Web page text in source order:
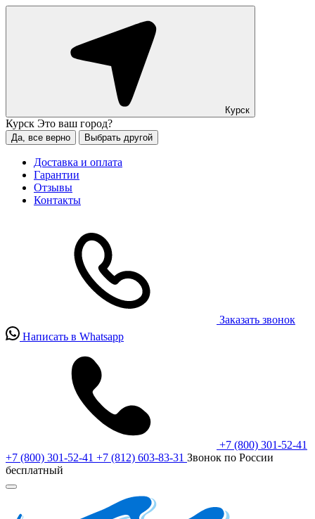
Курск
Курск Это ваш город?
Да, все верно Выбрать другой
Доставка и оплата
Гарантии
Отзывы
Контакты
Заказать звонок
Написать в Whatsapp
+7 (800) 301-52-41
+7 (800) 301-52-41 +7 (812) 603-83-31 Звонок по России
бесплатный